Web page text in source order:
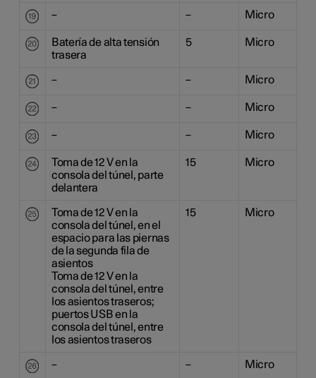
– – Micro
Batería de alta tensión
trasera
5 Micro
– – Micro
– – Micro
– – Micro
Toma de12 Ven la
consola del túnel, parte
delantera
15 Micro
Toma de12 Ven la
consola del túnel, en el
espacio para las piernas
de la segunda fila de
asientos
Toma de12 Ven la
consola del túnel, entre
los asientos traseros;
puertos USB en la
consola del túnel, entre
los asientos traseros
15 Micro
– – Micro